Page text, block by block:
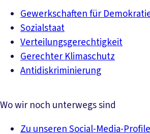
Gewerkschaften für
Sozialstaat
Verteilungsgerechtigkeit
Gerechter Klimaschutz
Antidiskriminierung
Wo wir noch unterwegs sind
Zu unseren Social-Media-